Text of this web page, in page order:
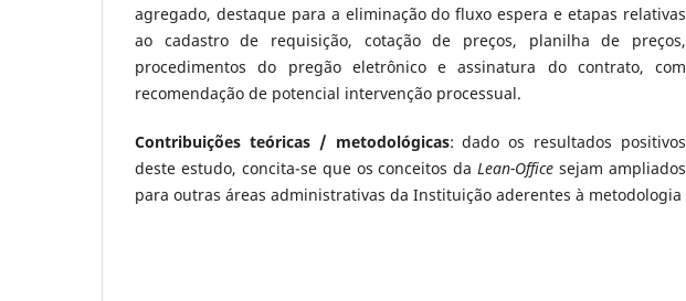
agregado, destaque para a eliminação do fluxo espera e etapas relativas
ao cadastro de requisição, cotação de preços, planilha de preços,
procedimentos do pregão eletrônico e assinatura do contrato, com
recomendação de potencial intervenção processual.
Contribuições teóricas / metodológicas: dado os resultados positivos
deste estudo, concita-se que os conceitos daLean-Officesejam ampliados
para outras áreas administrativas da Instituição aderentes à metodologia